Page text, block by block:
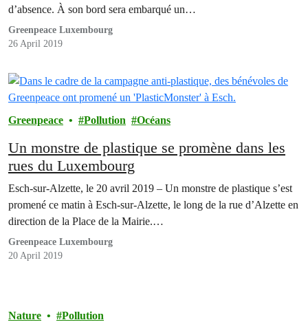
d’absence. À son bord sera embarqué un…
Greenpeace Luxembourg
26 April 2019
Greenpeace Pollution Océans
Un monstre de plastique se promène dans les
rues du Luxembourg
Esch-sur-Alzette, le 20 avril 2019 – Un monstre de plastique s’est
promené ce matin à Esch-sur-Alzette, le long de la rue d’Alzette en
direction de la Place de la Mairie.…
Greenpeace Luxembourg
20 April 2019
Nature Pollution